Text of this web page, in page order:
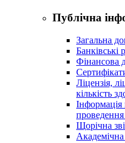
Публічна
Загальна
Банківські
Фінансова
Ліцензія,
кількість
Інформація
Щорічна
Академічна